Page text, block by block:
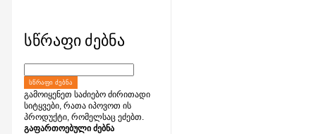
სწრაფი ძებნა
ᲡᲬᲠᲐᲤᲘ ᲫᲔᲑᲜᲐ
გამოიყენეთ საძიებო ძირითადი
სიტყვები, რათა იპოვოთ ის
პროდუქტი, რომელსაც ეძებთ.
გაფართოებული ძებნა